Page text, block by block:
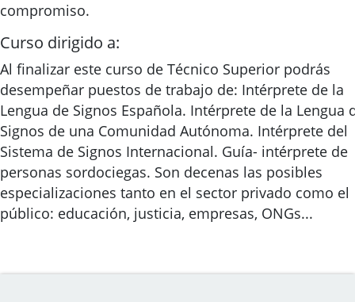
compromiso.
Curso dirigido a:
Al finalizar este curso de Técnico Superior podrás
desempeñar puestos de trabajo de: Intérprete de la
Lengua de Signos Española. Intérprete de la Lengua
Signos de una Comunidad Autónoma. Intérprete del
Sistema de Signos Internacional. Guía- intérprete de
personas sordociegas. Son decenas las posibles
especializaciones tanto en el sector privado como el
público: educación, justicia, empresas, ONGs...